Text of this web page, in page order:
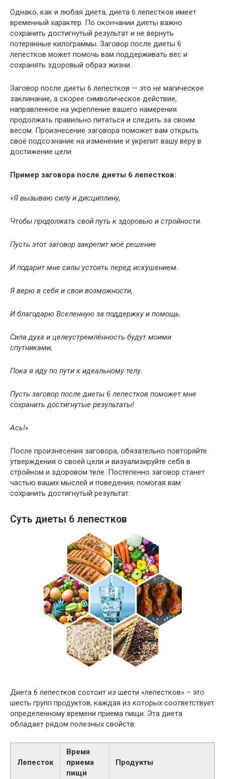
Однако, как и любая диета, диета 6 лепестков имеет
временный характер. По окончании диеты важно
сохранить достигнутый результат и не вернуть
потерянные килограммы. Заговор после диеты 6
лепестков может помочь вам поддерживать вес и
сохранять здоровый образ жизни.
Заговор после диеты 6 лепестков — это не магическое
заклинание, а скорее символическое действие,
направленное на укрепление вашего намерения
продолжать правильно питаться и следить за своим
весом. Произнесение заговора поможет вам открыть
своё подсознание на изменение и укрепит вашу веру в
достижение цели.
Пример заговора после диеты 6 лепестков:
«Я вызываю силу и дисциплину,
Чтобы продолжать свой путь к здоровью и стройности.
Пусть этот заговор закрепит моё решение
И подарит мне силы устоять перед искушением.
Я верю в себя и свои возможности,
И благодарю Вселенную за поддержку и помощь.
Сила духа и целеустремлённость будут моими
спутниками,
Пока я иду по пути к идеальному телу.
Пусть заговор после диеты 6 лепестков поможет мне
сохранить достигнутые результаты!
Ась!»
После произнесения заговора, обязательно повторяйте
утверждения о своей цели и визуализируйте себя в
стройном и здоровом теле. Постепенно заговор станет
частью ваших мыслей и поведения, помогая вам
сохранить достигнутый результат.
Суть диеты 6 лепестков
Диета 6 лепестков состоит из шести «лепестков» – это
шесть групп продуктов, каждая из которых соответствует
определенному времени приема пищи. Эта диета
обладает рядом полезных свойств:
Лепесток
Время
приема
пищи
Продукты